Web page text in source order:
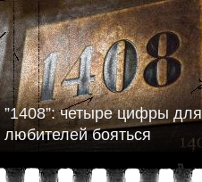
”1408”: четыре цифры для
любителей бояться